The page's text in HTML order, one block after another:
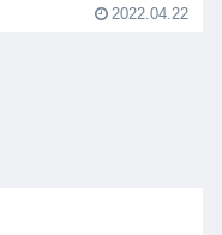
2022.04.22